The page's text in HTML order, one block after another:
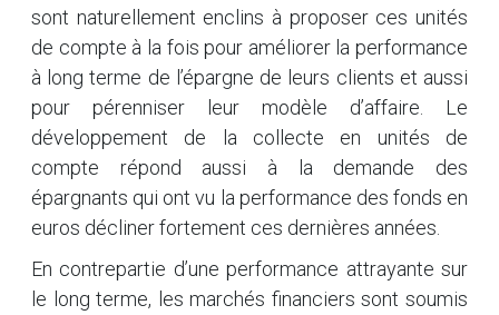
sont naturellement enclins à proposer ces unités
de compte à la fois pour améliorer la performance
à long terme de l’épargne de leurs clients et aussi
pour pérenniser leur modèle d’affaire. Le
développement de la collecte en unités de
compte répond aussi à la demande des
épargnants qui ont vu la performance des fonds en
euros décliner fortement ces dernières années.
En contrepartie d’une performance attrayante sur
le long terme, les marchés financiers sont soumis